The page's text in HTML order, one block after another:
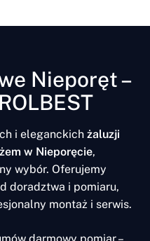
Nieporęt –
i eleganckich żaluzji
w Nieporęcie,
wybór. Oferujemy
doradztwa i pomiaru,
montaż i serwis.